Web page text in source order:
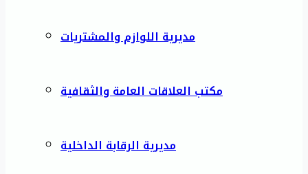
مديرية اللوازم والمشتريات
مكتب العلاقات العامة والثقافية
مديرية الرقابة الداخلية